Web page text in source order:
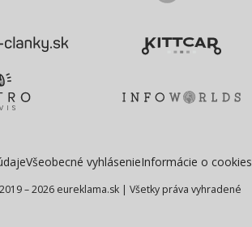
Všeobecné vyhlásenieInformácie o cookies
– 2026 eureklama.sk | Všetky práva vyhradené